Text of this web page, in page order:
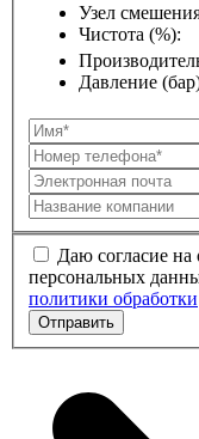
Узел
Чистота (%):
Давление
Даю согласие на
персональных
политики обработки
Отправить